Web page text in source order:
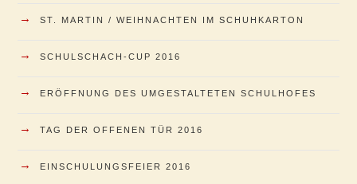
→ ST. MARTIN / WEIHNACHTEN IM SCHUHKARTON
→ SCHULSCHACH-CUP 2016
→ ERÖFFNUNG DES UMGESTALTETEN SCHULHOFES
→ TAG DER OFFENEN TÜR 2016
→ EINSCHULUNGSFEIER 2016